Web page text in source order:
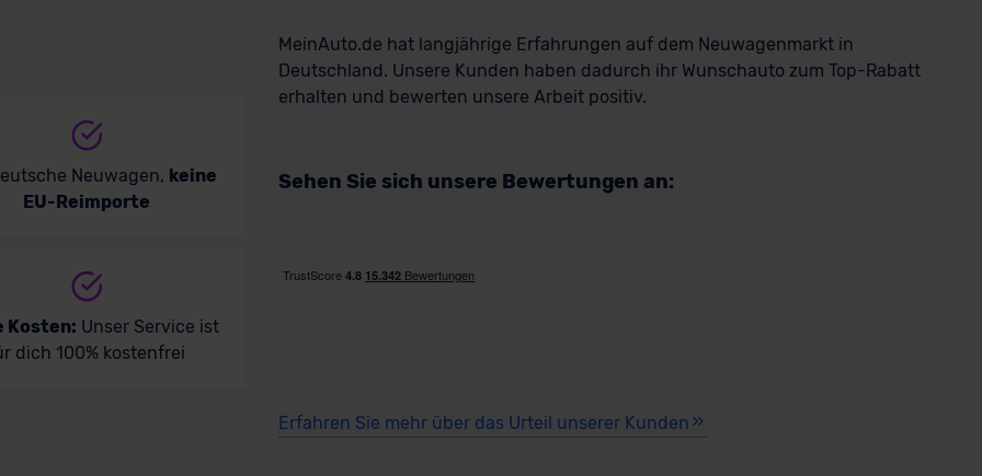
Neuwagen, keine
EU-Reimporte
Kosten: Unser Service ist
dich 100% kostenfrei
MeinAuto.de hat langjährige Erfahrungen auf dem Neuwagenmarkt in
Deutschland. Unsere Kunden haben dadurch ihr Wunschauto zum Top-Rabatt
erhalten und bewerten unsere Arbeit positiv.
Sehen Sie sich unsere Bewertungen an:
Erfahren Sie mehr über das Urteil unserer Kunden